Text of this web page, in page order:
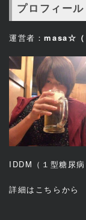
プロフィール
運営者：masa☆（
IDDM（１型糖尿
詳細は こちら から